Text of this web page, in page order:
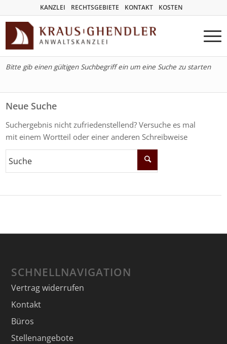
KANZLEI RECHTSGEBIETE KONTAKT KOSTEN
Bitte gib einen gültigen Suchbegriff ein um eine Suche zu starten
Neue Suche
Suchergebnis nicht zufriedenstellend? Versuche es mal
mit einem Wortteil oder einer anderen Schreibweise
SCHNELLNAVIGATION
Vertrag widerrufen
Kontakt
Büros
Stellenangebote